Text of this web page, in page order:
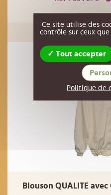
EN
Blouson QUALITE
Ce site utilise des
contrôle sur ceux
Tout accepter
Politique de